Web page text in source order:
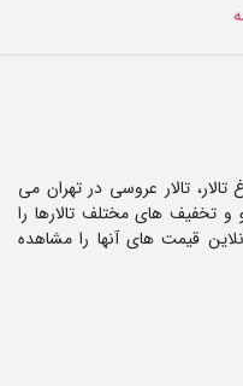
تالار، تالار عروسی در تهران می
تخفیف های مختلف تالارها را
قیمت های آنها را مشاهده